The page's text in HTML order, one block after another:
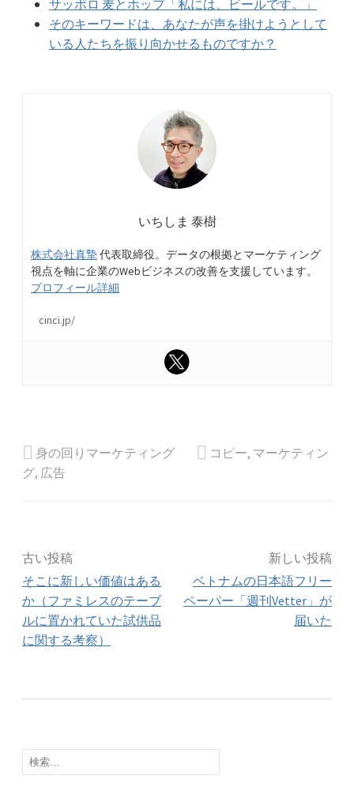
サッポロ 麦とホップ「私には、ビールです。」
そのキーワードは、あなたが声を掛けようとして
いる人たちを振り向かせるものですか？
いちしま 泰樹
株式会社真摯代表取締役。データの根拠とマーケティング
視点を軸に企業のWebビジネスの改善を支援しています。
プロフィール詳細
cinci.jp/
身の回りマーケティング コピー, マーケティン
グ, 広告
投
稿
ナ
ー
シ
古い投稿
そこに新しい価値はある
か（ファミレスのテーブ
ルに置かれていた試供品
に関する考察）
新しい投稿
ベトナムの日本語フリー
ペーパー「週刊Vetter」が
届いた
検
索: